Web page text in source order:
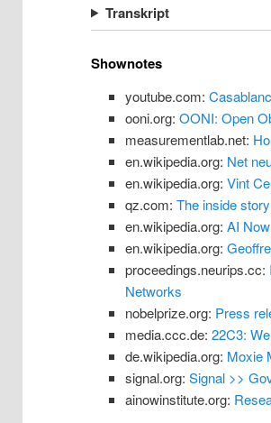
Transkript
Shownotes
youtube.com:
ooni.org: OONI: Open
measurementlab.net:
en.wikipedia.org: Net
en.wikipedia.org: Vint
qz.com: The inside
en.wikipedia.org: AI
en.wikipedia.org:
proceedings.neurips.cc:
Networks
nobelprize.org: Press
media.ccc.de: 22C3:
de.wikipedia.org: Moxie
signal.org: Signal >>
ainowinstitute.org: